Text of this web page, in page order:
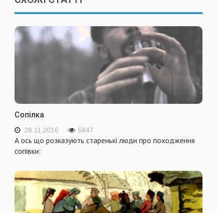
Сопілка
28.11.2016 5847
А ось що розказують старенькі люди про походження
сопівки: